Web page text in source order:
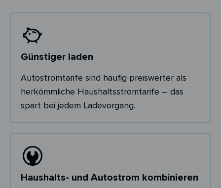
Günstiger laden
Autostromtarife sind häufig preiswerter als
herkömmliche Haushaltsstromtarife – das
spart bei jedem Ladevorgang.
Haushalts- und Autostrom kombinieren